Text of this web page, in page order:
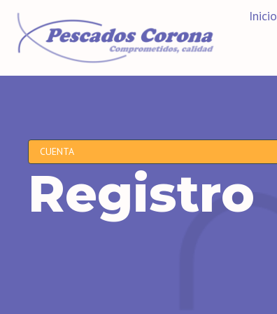
Inicio
CUENTA
Registro